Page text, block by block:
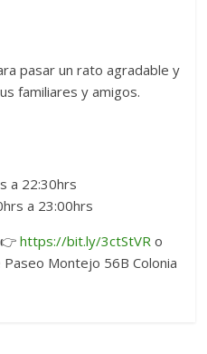
pasar un rato agradable y
familiares y amigos.
a 22:30hrs
a 23:00hrs
👉https://bit.ly/3ctStVR o
Montejo 56B Colonia